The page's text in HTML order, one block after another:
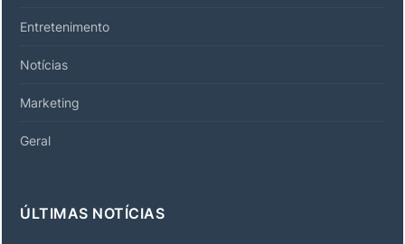
Entretenimento
Notícias
Marketing
Geral
ÚLTIMAS NOTÍCIAS